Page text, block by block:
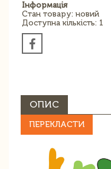
Інформація
Стан товару: новий
Доступна кількість: 1
ОПИС
ПЕРЕКЛАСТИ